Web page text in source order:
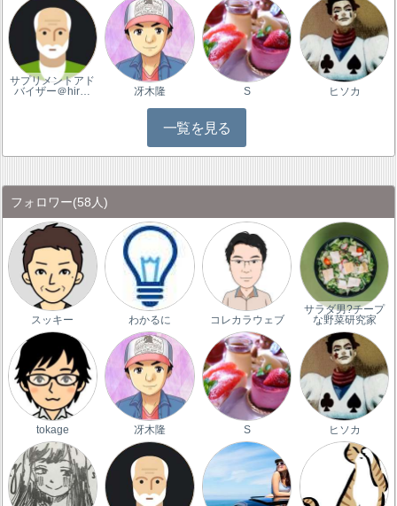
サプリメントアド
バイザー＠hir…
冴木隆 S ヒソカ
一覧を見る
フォロワー(58人)
スッキー わかるに コレカラウェブ
サラダ男?チープ
な野菜研究家
tokage 冴木隆 S ヒソカ